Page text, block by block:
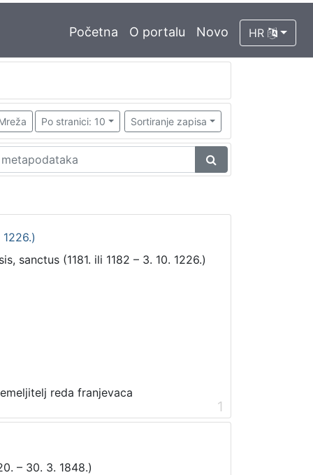
Početna O portalu Novo HR
Po stranici: 10 Sortiranje zapisa
sanctus (1181. ili 1182 – 3. 10. 1226.)
reda franjevaca
1
– 30. 3. 1848.)